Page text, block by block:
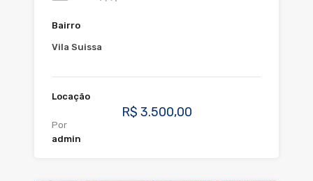
Bairro
Vila Suissa
Locação
R$ 3.500,00
Por
admin